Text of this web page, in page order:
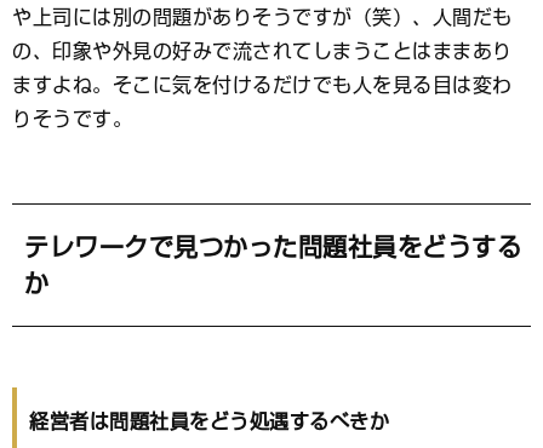
や上司には別の問題がありそうですが（笑）、人間だも
の、印象や外見の好みで流されてしまうことはままあり
ますよね。そこに気を付けるだけでも人を見る目は変わ
りそうです。
テレワークで見つかった問題社員をどうする
か
経営者は問題社員をどう処遇するべきか